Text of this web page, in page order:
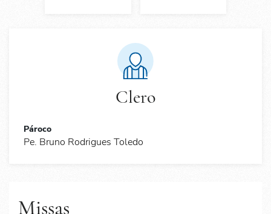
Clero
Pároco
Pe. Bruno Rodrigues Toledo
Missas